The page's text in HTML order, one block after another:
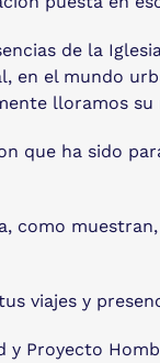
de la
el mundo
lloramos
que ha sido
como
viajes y
Proyecto